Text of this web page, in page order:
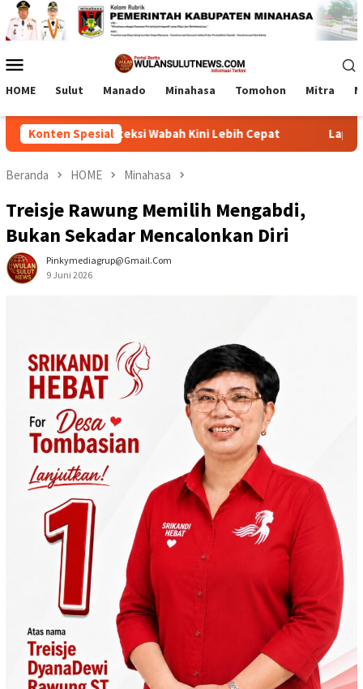
Loncat
ke
konten
Mobile
HOME Sulut Manado Minahasa Tomohon Mitra
Konten Spesial
Deteksi Wabah Kini Lebih Cepat Lapas Tamako
Beranda HOME Minahasa
Treisje Rawung Memilih Mengabdi,
Bukan Sekadar Mencalonkan Diri
Pinkymediagrup@gmail.com
9 Juni 2026